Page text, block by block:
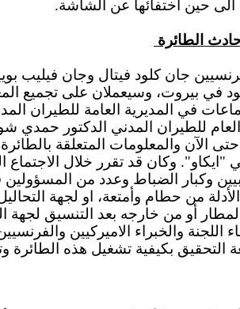
حين اختفائها عن الشاشة.
الطائرة
جان كلود فيتال وجان
في بيروت، وسيعملان على تجميع
في المديرية العامة
للطيران المدني الدكتور حمدي
الآن والمعلومات المتعلقة
"ايكاو". وكان قد تقرر خلال
وكبار الضباط وعدد من
من حطام وأمتعة، او لجهة
أو من خارجه بعد التنسيق لجهة
والخبراء الاميركيين
التحقيق بكيفية تشغيل هذه الطائرة